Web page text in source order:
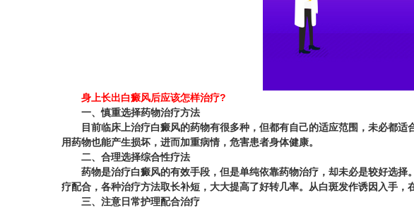
身上长出白癜风后应该怎样治疗?
一、慎重选择药物治疗方法
目前临床上治疗白癜风的药物有很多种，但都有自己的适应范围，未必都适
用药物也能产生损坏，进而加重病情，危害患者身体健康。
二、合理选择综合性疗法
药物是治疗白癜风的有效手段，但是单纯依靠药物治疗，却未必是较好选择
疗配合，各种治疗方法取长补短，大大提高了好转几率。从白斑发作诱因入手，
三、注意日常护理配合治疗